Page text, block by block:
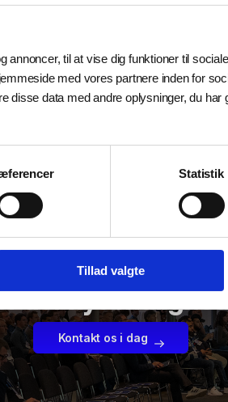
annoncer, til at vise dig funktioner til
med vores partnere inden for
disse data med andre oplysninger, du
Statistik
Tillad valgte
blev opført ved hjælp af
FÅ OPTIMERET JERES MULIGHEDER
en
der nye
Kontakt os i dag